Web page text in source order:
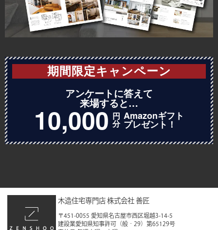
2022年8月
2022年7月
2022年5月
2022年2月
2021年12月
2021年9月
2021年8月
期間限定キャンペーン
アンケートに答えて
来場すると…
10,000 円
分
Amazonギフト
プレゼント！
木造住宅専門店 株式会社 善匠
〒451-0055 愛知県名古屋市西区堀越3-14-5
建設業愛知県知事許可（般‐29）第65129号